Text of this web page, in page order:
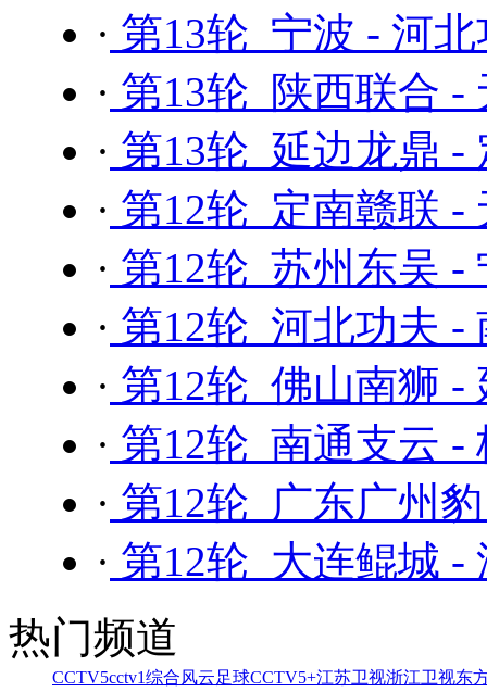
· 第13轮 宁波 - 河
· 第13轮 陕西联合 -
· 第13轮 延边龙鼎 -
· 第12轮 定南赣联 -
· 第12轮 苏州东吴 -
· 第12轮 河北功夫 -
· 第12轮 佛山南狮 -
· 第12轮 南通支云 -
· 第12轮 广东广州
· 第12轮 大连鲲城 -
热门频道
CCTV5cctv1综合风云足球CCTV5+江苏卫视浙江卫视东